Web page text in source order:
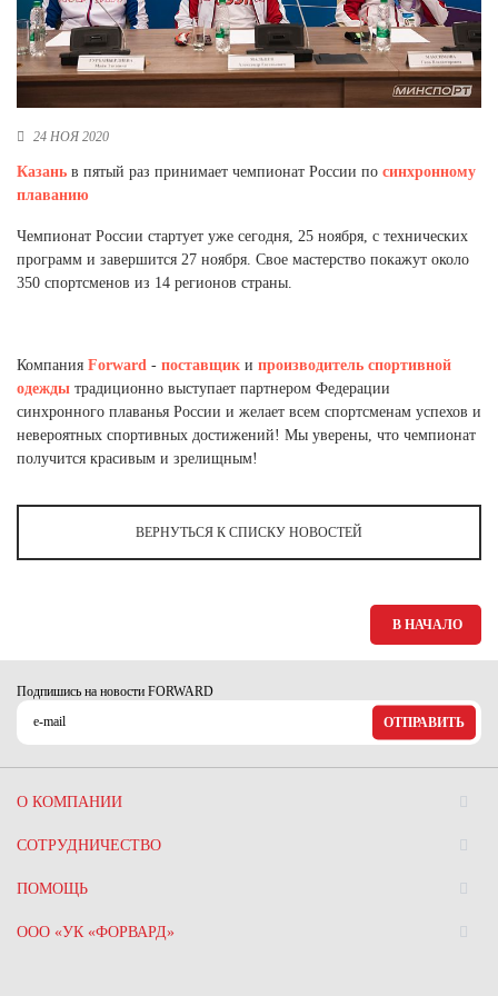
Новосибирская область (3)
Омская область (5)
Ростовская область (2)
Санкт-Петербург и ЛО (3)
Саратовская область (1)
Свердловская область (5)
Томская область (1)
Тульская область (1)
Тюменская область (3)
Ханты-Мансийский автономный округ (3)
Челябинская область (2)
24 НОЯ 2020
Казань в пятый раз принимает чемпионат России по синхронному
плаванию
Чемпионат России стартует уже сегодня, 25 ноября, с технических
программ и завершится 27 ноября. Свое мастерство покажут около
350 спортсменов из 14 регионов страны.
Компания Forward - поставщик и производитель спортивной
одежды традиционно выступает партнером Федерации
синхронного плаванья России и желает всем спортсменам успехов и
невероятных спортивных достижений! Мы уверены, что чемпионат
получится красивым и зрелищным!
ВЕРНУТЬСЯ К СПИСКУ НОВОСТЕЙ
В НАЧАЛО
Подпишись на новости FORWARD
ОТПРАВИТЬ
О КОМПАНИИ
СОТРУДНИЧЕСТВО
ПОМОЩЬ
ООО «УК «ФОРВАРД»